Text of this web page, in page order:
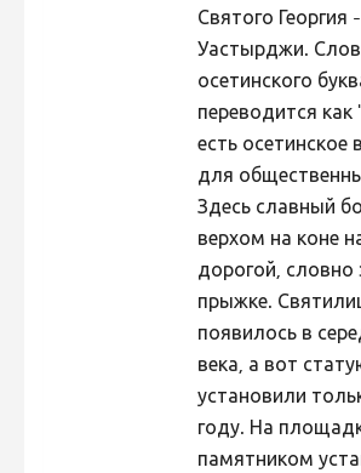
Hiite kuvavõistlus 2021 lisa
Liikuvad kuvad 2021
Hiite kuvavõistlus 2020 lisa
Liikuvad kuvad 2020
Hiite kuvavõistlus 2018
Hiite kuvavõistlus 2017
Hiite kuvavõistlus 2016
Hiite kuvavõistlus 2015
Hiite kuvavõistlus 2014
Святого Георгия
Уастырджи.
осетинского
переводится как
есть осетинское
для
Здесь славный
верхом на коне
дорогой, словно
прыжке.
появилось в
века, а вот
установили
году. На
памятником